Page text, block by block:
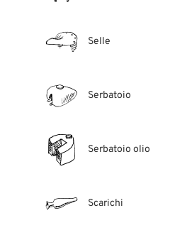
Selle
Serbatoio
Serbatoio olio
Scarichi